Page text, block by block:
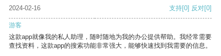
2024-02-16 支持[0] 反对[0]
游客
这款app就像我的私人助理，随时随地为我的办公提供帮助。我经常需要
查找资料，这款app的搜索功能非常强大，能够快速找到我需要的信息。